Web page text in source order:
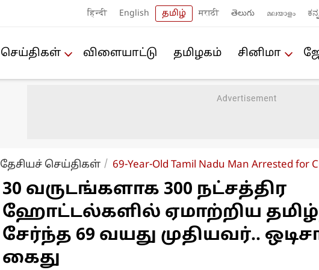
हिन्दी English தமிழ் मराठी తెలుగు മലയാളം
செய்திகள் விளையா‌ட்டு த‌மிழக‌ம் சினிமா
தேசியச் செய்திகள் 69-Year-Old Tamil Nadu Man Arrested for
30 வருடங்களாக 300 நட்சத்திர
ஹோட்டல்களில் ஏமாற்றிய
சேர்ந்த 69 வயது முதியவர்..
கைது